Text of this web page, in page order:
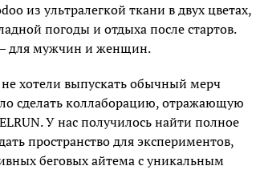
из ультралегкой ткани в двух цветах,
погоды и отдыха после стартов.
для мужчин и женщин.
хотели выпускать обычный мерч
сделать коллаборацию, отражающую
У нас получилось найти полное
пространство для экспериментов,
беговых айтема с уникальным